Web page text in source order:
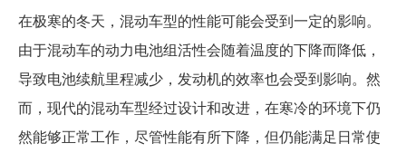
在极寒的冬天，混动车型的性能可能会受到一定的影响。
由于混动车的动力电池组活性会随着温度的下降而降低，
导致电池续航里程减少，发动机的效率也会受到影响。然
而，现代的混动车型经过设计和改进，在寒冷的环境下仍
然能够正常工作，尽管性能有所下降，但仍能满足日常使